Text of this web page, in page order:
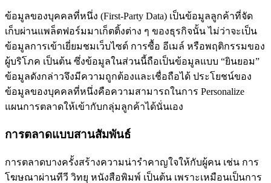
ข้อมูลของบุคคลที่หนึ่ง (First-Party Data) เป็นข้อมูลลูกค้าที่จัด
เก็บผ่านแพล็ตฟอร์มมาเก็ตติ้งต่าง ๆ ของธุรกิจนั้น ไม่ว่าจะเป็น
ข้อมูลการเข้าเยี่ยมชมเว็บไซต์ การซื้อ อีเมล์ หรือพฤติกรรมของ
ผู้บริโภค เป็นต้น ซึ่งข้อมูลในส่วนนี้ถือเป็นข้อมูลแบบ “ยินยอม”
ข้อมูลดังกล่าวจึงมีความถูกต้องและเชื่อถือได้ ประโยชน์ของ
ข้อมูลของบุคคลที่หนึ่งคือความสามารถในการ Personalize
แผนการตลาดให้เข้ากับกลุ่มลูกค้าได้นั่นเอง
การตลาดแบบสานสัมพันธ์
การตลาดบางครั้งสร้างความน่ารำคาญใจให้กับผู้คน เช่น การ
โฆษณาผ่านทีวี วิทยุ หนังสือพิมพ์ เป็นต้น เพราะเหมือนเป็นการ